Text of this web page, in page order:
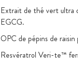
Extrait de thé vert ultra
EGCG.
OPC de pépins de raisin
Resvératrol Veri-te™